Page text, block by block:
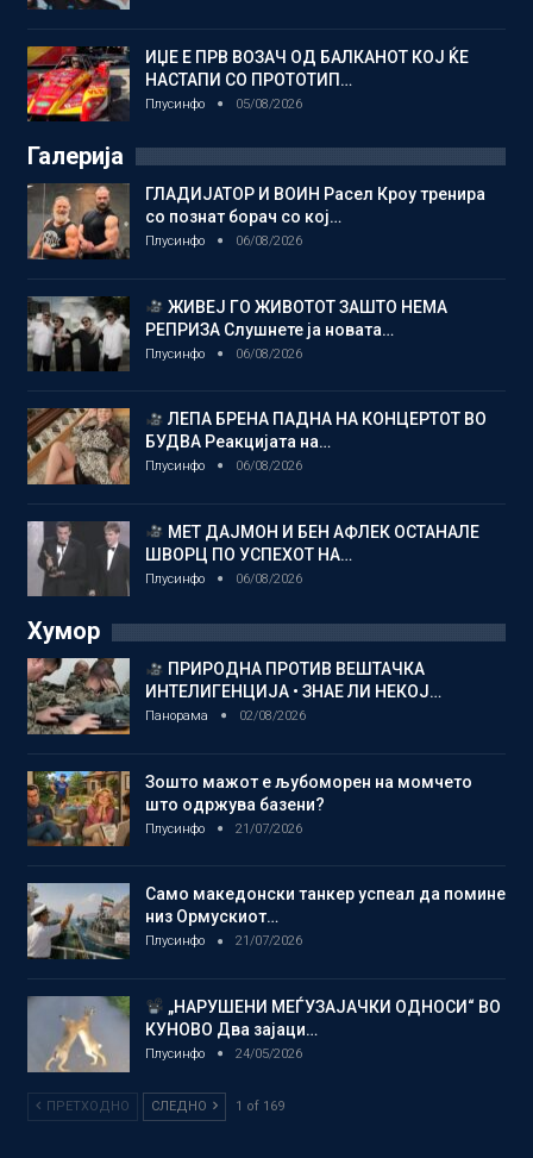
ИЏЕ Е ПРВ ВОЗАЧ ОД БАЛКАНОТ КОЈ ЌЕ
НАСТАПИ СО ПРОТОТИП…
Плусинфо 05/08/2026
Галерија
ГЛАДИЈАТОР И ВОИН Расел Кроу тренира
со познат борач со кој…
Плусинфо 06/08/2026
ЖИВЕЈ ГО ЖИВОТОТ ЗАШТО НЕМА
РЕПРИЗА Слушнете ја новата…
Плусинфо 06/08/2026
ЛЕПА БРЕНА ПАДНА НА КОНЦЕРТОТ ВО
БУДВА Реакцијата на…
Плусинфо 06/08/2026
МЕТ ДАЈМОН И БЕН АФЛЕК ОСТАНАЛЕ
ШВОРЦ ПО УСПЕХОТ НА…
Плусинфо 06/08/2026
Хумор
ПРИРОДНА ПРОТИВ ВЕШТАЧКА
ИНТЕЛИГЕНЦИЈА • ЗНАЕ ЛИ НЕКОЈ…
Панорама 02/08/2026
Зошто мажот е љубоморен на момчето
што одржува базени?
Плусинфо 21/07/2026
Само македонски танкер успеал да помине
низ Ормускиот…
Плусинфо 21/07/2026
„НАРУШЕНИ МЕЃУЗАЈАЧКИ ОДНОСИ“ ВО
КУНОВО Два зајаци…
Плусинфо 24/05/2026
ПРЕТХОДНО СЛЕДНО 1 of 169